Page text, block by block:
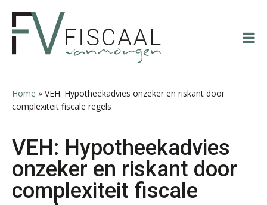
hoofdnavigatie
hoofd
eerste
voettekst
Home » VEH: Hypotheekadvies onzeker en riskant door
complexiteit fiscale regels
VEH: Hypotheekadvies
onzeker en riskant door
complexiteit fiscale
Bob de Koning
Wilbert Nieuwenhuizen